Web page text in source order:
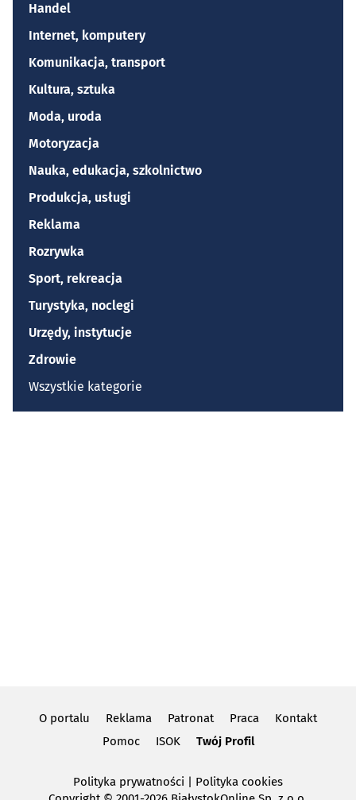
Handel
Internet, komputery
Komunikacja, transport
Kultura, sztuka
Moda, uroda
Motoryzacja
Nauka, edukacja, szkolnictwo
Produkcja, usługi
Reklama
Rozrywka
Sport, rekreacja
Turystyka, noclegi
Urzędy, instytucje
Zdrowie
Wszystkie kategorie
O portalu Reklama Patronat Praca
Kontakt
Pomoc
ISOK Twój Profil
Polityka prywatności | Polityka cookies